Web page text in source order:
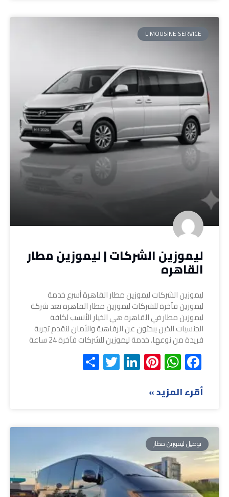
LIMOUSINE SERVICE
ليموزين الشركات | ليموزين مطار
القاهره
ليموزين الشركات ليموزين مطار القاهرة أسرع خدمة
ليموزين فآخرة للشركات ليموزين مطار القاهره تعد شركة
ليموزين مطار في القاهرة هي الخيار الأنسب لكافة
الجنسيات الذين يبحثون عن الرفاهية والأمان لنقدم تجربة
فريدة من نوعها. خدمة ليموزين للشركات فآخرة 24 ساعة
Facebook
WhatsApp
Pinterest
LinkedIn
Twitter
أقرء المزيد »
توصيل ليموزين مطار